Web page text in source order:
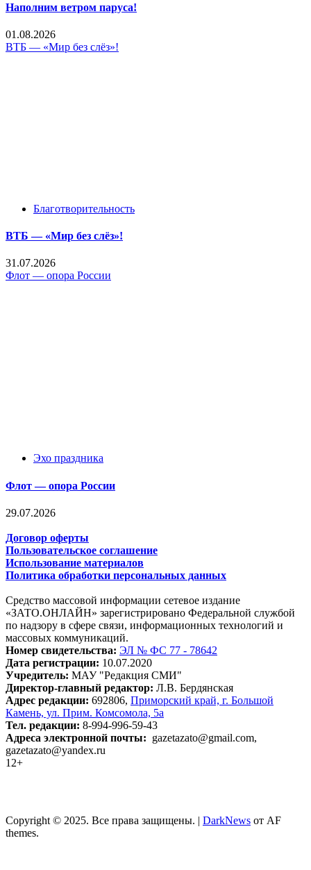
Наполним ветром паруса!
01.08.2026
ВТБ — «Мир без слёз»!
Благотворительность
ВТБ — «Мир без слёз»!
31.07.2026
Флот — опора России
Эхо праздника
Флот — опора России
29.07.2026
Договор оферты
Пользовательское соглашение
Использование материалов
Политика обработки персональных данных
Средство массовой информации сетевое издание
«ЗАТО.ОНЛАЙН» зарегистрировано Федеральной службой
по надзору в сфере связи, информационных технологий и
массовых коммуникаций.
Номер свидетельства: ЭЛ № ФС 77 - 78642
Дата регистрации: 10.07.2020
Учредитель: МАУ "Редакция СМИ"
Директор-главный редактор: Л.В. Бердянская
Адрес редакции: 692806, Приморский край, г. Большой
Камень, ул. Прим. Комсомола, 5а
Тел. редакции: 8-994-996-59-43
Адреса электронной почты: gazetazato@gmail.com,
gazetazato@yandex.ru
12+
Copyright © 2025. Все права защищены. | DarkNews от AF
themes.